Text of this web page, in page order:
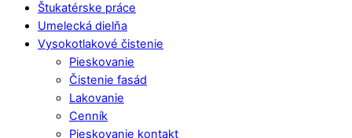
Štukatérske práce
Umelecká dielňa
Vysokotlakové čistenie
Pieskovanie
Čistenie fasád
Lakovanie
Cenník
Pieskovanie kontakt